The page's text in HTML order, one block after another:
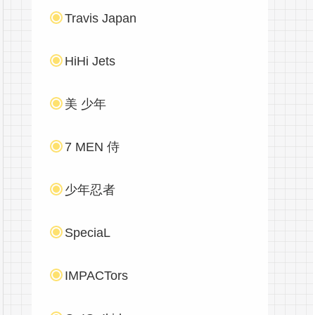
Travis Japan
HiHi Jets
美 少年
7 MEN 侍
少年忍者
SpeciaL
IMPACTors